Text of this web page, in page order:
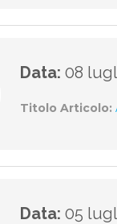
Data: 08
Titolo Articolo:
Data: 05